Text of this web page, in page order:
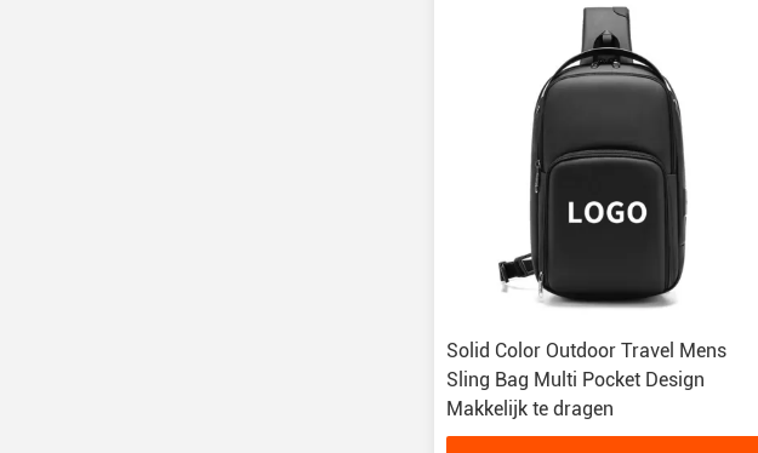
Solid Color Outdoor Travel Mens
Sling Bag Multi Pocket Design
Makkelijk te dragen